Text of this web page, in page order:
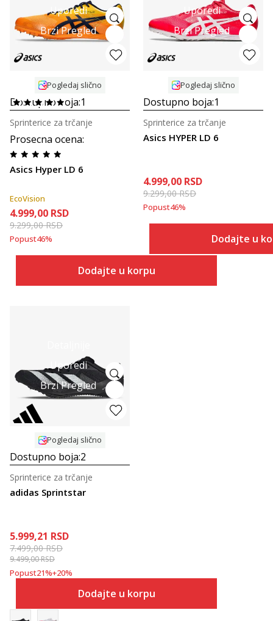
Uporedi
Brzi Pregled
Pogledaj slično
Dostupno boja:1
Prosecna ocena:
Asics Hyper LD 6
Sprinterice za trčanje
EcoVision
4.999,00 RSD
9.299,00RSD
Popust46%
Dodajte u korpu
Uporedi
Brzi Pregled
Pogledaj slično
Dostupno boja:1
Asics HYPER LD 6
Sprinterice za trčanje
4.999,00 RSD
9.299,00RSD
Popust46%
Dodajte u
Uporedi
Brzi Pregled
Pogledaj slično
Dostupno boja:2
adidas Sprintstar
Sprinterice za trčanje
5.999,21 RSD
7.499,00RSD
9.499,00RSD
Popust21%+20%
Dodajte u korpu